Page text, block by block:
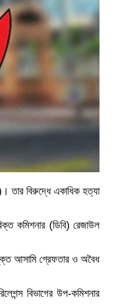
তার বিরুদ্ধে একাধিক হত্যা
কমিশনার (ডিবি) রেজাউল
আসামি গ্রেফতার ও অবৈধ
বিভাগের উপ-কমিশনার